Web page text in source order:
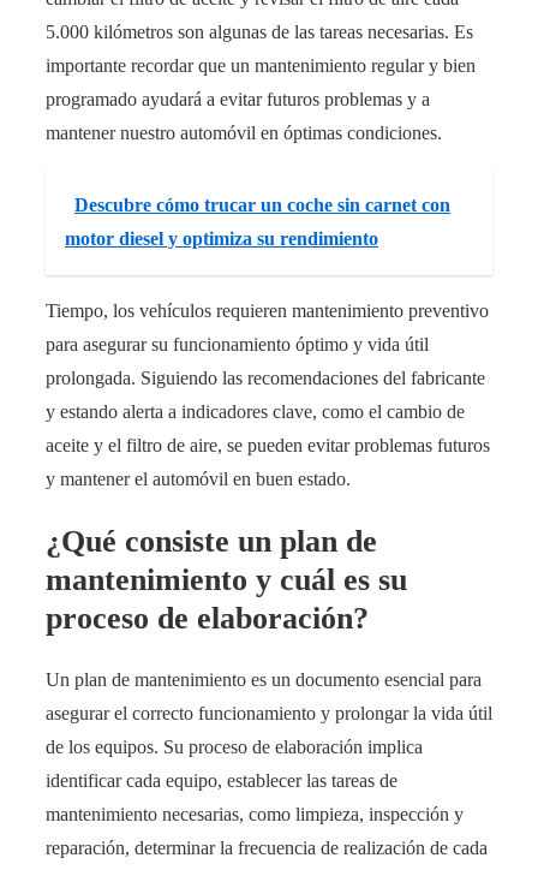
5.000 kilómetros son algunas de las tareas necesarias. Es
importante recordar que un mantenimiento regular y bien
programado ayudará a evitar futuros problemas y a
mantener nuestro automóvil en óptimas condiciones.
Descubre cómo trucar un coche sin carnet con
motor diesel y optimiza su rendimiento
Tiempo, los vehículos requieren mantenimiento preventivo
para asegurar su funcionamiento óptimo y vida útil
prolongada. Siguiendo las recomendaciones del fabricante
y estando alerta a indicadores clave, como el cambio de
aceite y el filtro de aire, se pueden evitar problemas futuros
y mantener el automóvil en buen estado.
¿Qué consiste un plan de
mantenimiento y cuál es su
proceso de elaboración?
Un plan de mantenimiento es un documento esencial para
asegurar el correcto funcionamiento y prolongar la vida útil
de los equipos. Su proceso de elaboración implica
identificar cada equipo, establecer las tareas de
mantenimiento necesarias, como limpieza, inspección y
reparación, determinar la frecuencia de realización de cada